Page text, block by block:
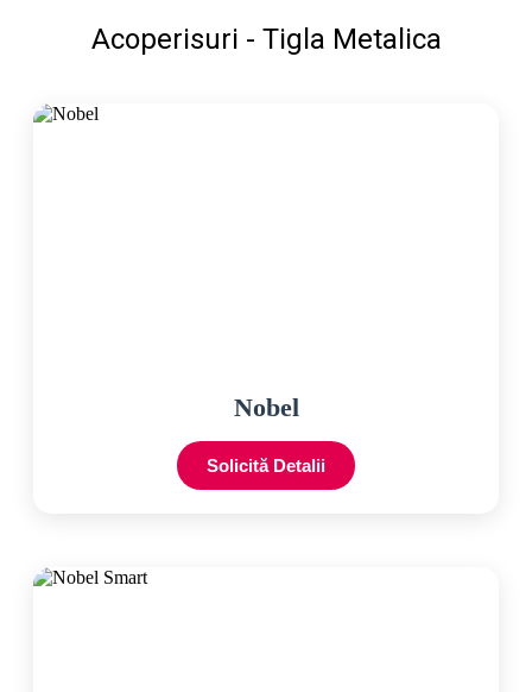
Acoperisuri - Tigla Metalica
Nobel
Solicită Detalii